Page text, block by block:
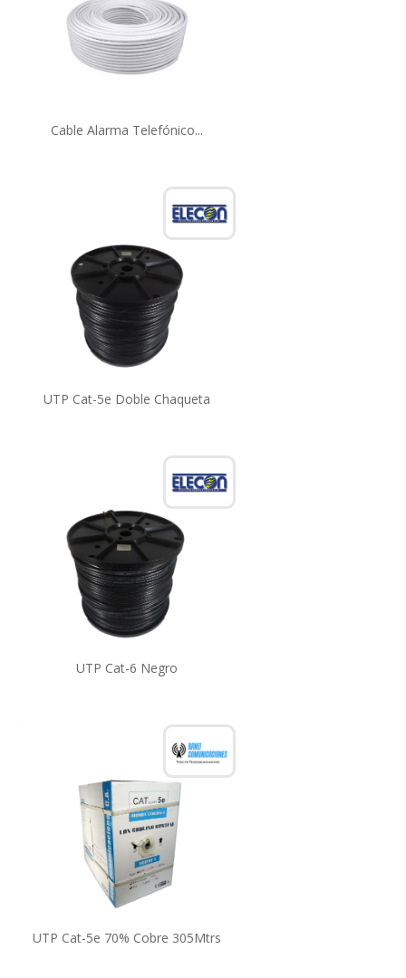
Cable Alarma Telefónico...
UTP Cat-5e Doble Chaqueta
UTP Cat-6 Negro
UTP Cat-5e 70% Cobre 305Mtrs